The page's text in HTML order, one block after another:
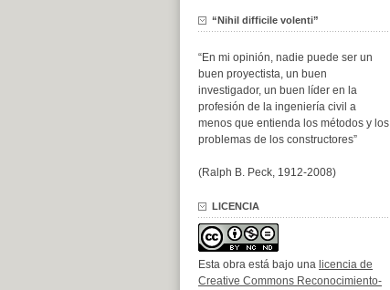
“Nihil difficile volenti”
“En mi opinión, nadie puede ser un
buen proyectista, un buen
investigador, un buen líder en la
profesión de la ingeniería civil a
menos que entienda los métodos y los
problemas de los constructores”
(Ralph B. Peck, 1912-2008)
LICENCIA
Esta obra está bajo una licencia de
Creative Commons Reconocimiento-